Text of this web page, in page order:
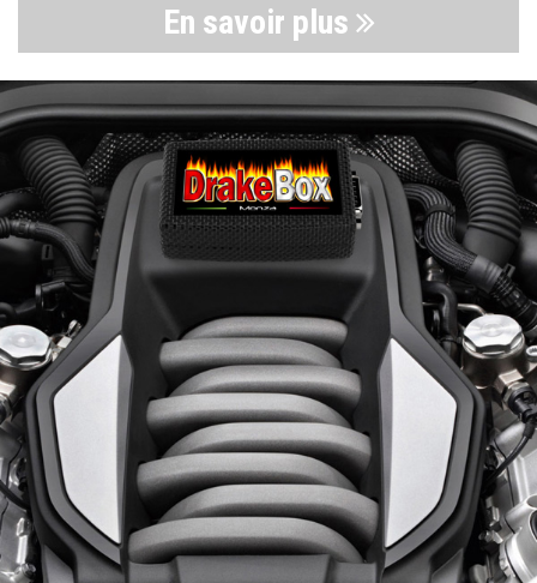
En savoir plus